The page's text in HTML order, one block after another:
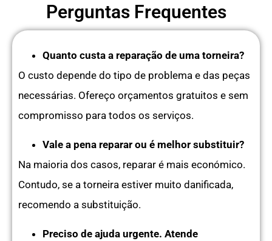
Perguntas Frequentes
Quanto custa a reparação de uma torneira?
O custo depende do tipo de problema e das peças
necessárias. Ofereço orçamentos gratuitos e sem
compromisso para todos os serviços.
Vale a pena reparar ou é melhor substituir?
Na maioria dos casos, reparar é mais económico.
Contudo, se a torneira estiver muito danificada,
recomendo a substituição.
Preciso de ajuda urgente. Atende